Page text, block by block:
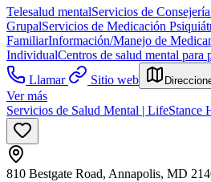
Telesalud mentalServicios de
GrupalServicios de Medicación
FamiliarInformación/Manejo de
IndividualCentros de salud mental para
Llamar
Sitio web
Ver más
Servicios de Salud Mental | LifeStance
810 Bestgate Road, Annapolis, MD